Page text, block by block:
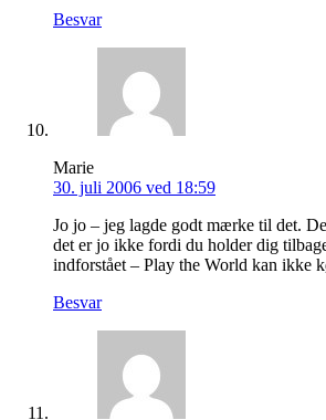
Besvar
Marie
30. juli 2006 ved 18:59
Jo jo – jeg lagde godt mærke til det.
det er jo ikke fordi du holder dig
indforstået – Play the World kan ikke
Besvar